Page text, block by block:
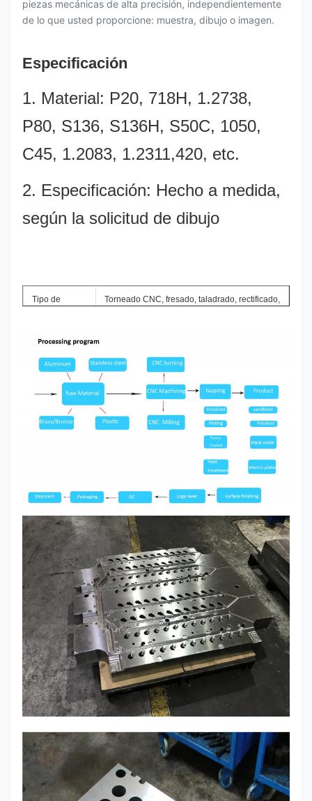
piezas mecánicas de alta precisión, independientemente
de lo que usted proporcione: muestra, dibujo o imagen.
Especificación
1. Material: P20, 718H, 1.2738,
P80, S136, S136H, S50C, 1050,
C45, 1.2083, 1.2311,420, etc.
2. Especificación: Hecho a medida,
según la solicitud de dibujo
Tipo de
Torneado CNC, fresado, taladrado, rectificado,
Servicios
caucho, extrusión de aluminio, fabricación de
Material
Aluminio, latón, acero inoxidable, cobre,
plástico, madera, silicona, caucho o según los
Anodizado, chorro de arena, pintura,
recubrimiento en polvo, enchapado,
impresión en seda, cepillado, pulido, grabado
láser
Dimensión Como petición de los clientes
Proyecto de
servicio
Proporcionar diseño de producción,
producción y servicio técnico, desarrollo y
procesamiento de moldes, etc.
Formato de
dibujo:
PRO/E, Auto CAD, Trabajos Sólidos, IGS, UG,
CAD/CAM/CAE
Máquina de
prueba
Medidor de altura digital, calibrador, máquina
de medición de coordenadas, máquina de
proyección, probador de rugosidad, probador
de dureza, etc.
utilizada
Maquinaria; equipo pesado; dispositivo
telecomunicaciones ópticas
Embalaje
Bolsa de pp ecológica/espuma EPE/cajas de
cartón o cajas de madera
Como requisitos específicos del cliente